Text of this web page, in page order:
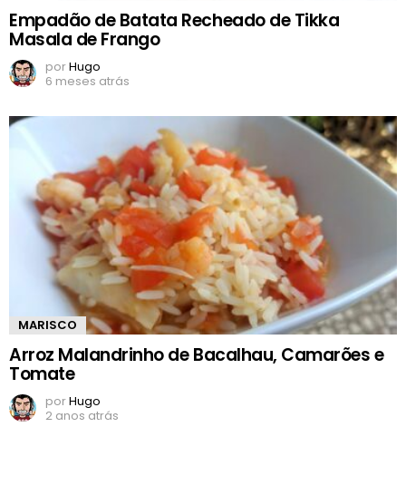
Empadão de Batata Recheado de Tikka
Masala de Frango
porHugo
6 meses atrás
MARISCO
Arroz Malandrinho de Bacalhau, Camarões e
Tomate
porHugo
2 anos atrás